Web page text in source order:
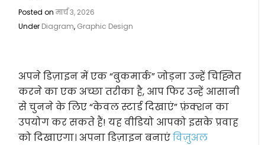
Posted onमार्च 3, 2026
Under Diagram, Graphic Design
अपने डिज़ाइन में एक “बुकमार्क” जोड़ना उन्हें चिह्नित
करने का एक अच्छा तरीका है, आप फिर उन्हें आसानी
से चुनने के लिए “केवल स्टार्ड दिखाएं” फ़ंक्शन का
उपयोग कर सकते हैं! यह वीडियो आपको इसके प्रवाह
को दिखाएगा। अपना डिज़ाइन बनाएंविज़ुअल